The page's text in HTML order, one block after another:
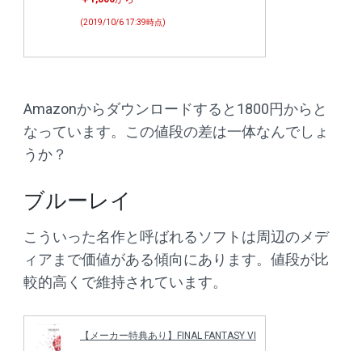
(2019/10/6 17:39時点)
Amazonからダウンロードすると1800円からと
なっています。この値段の差は一体なんでしょ
うか？
ブルーレイ
こういった名作と呼ばれるソフトは周辺のメデ
ィアまで価値がある傾向にあります。値段が比
較的高くで維持されています。
【メーカー特典あり】FINAL FANTASY VI